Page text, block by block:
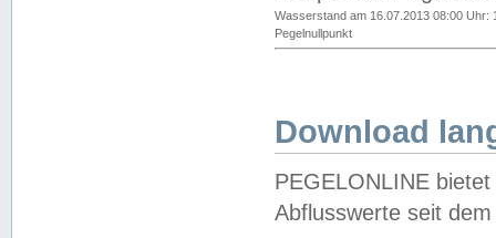
Wasserstand am 16.07.2013 08:00 Uhr:
Pegelnullpunkt
Download
PEGELONLINE
Abflusswerte seit